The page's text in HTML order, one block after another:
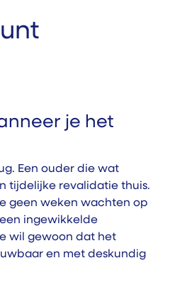
je het
Een ouder die wat
tijdelijke revalidatie thuis.
geen weken wachten op
ingewikkelde
wil gewoon dat het
en met deskundig